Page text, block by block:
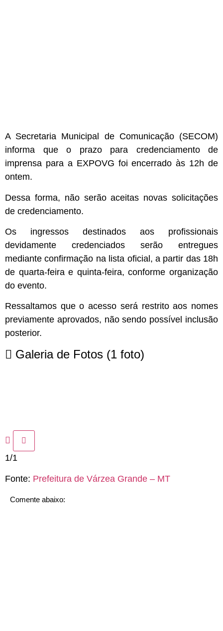
A Secretaria Municipal de Comunicação (SECOM)
informa que o prazo para credenciamento de
imprensa para a EXPOVG foiencerrado às 12h de
ontem.
Dessa forma, não serão aceitas novas solicitações
de credenciamento.
Os ingressos destinados aos profissionais
devidamente credenciados serão entregues
mediante confirmação na lista oficial , a partir das 18h
de quarta-feira e quinta-feira, conforme organização
do evento.
Ressaltamos que o acesso será restrito aos nomes
previamente aprovados, não sendo possível inclusão
posterior.
Galeria de Fotos (1 foto)
1/1
Fonte: Prefeitura de Várzea Grande – MT
Comente abaixo: